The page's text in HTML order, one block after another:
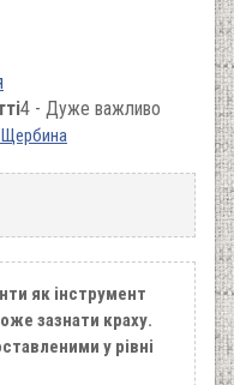
4 - Дуже важливо
як інструмент
зазнати краху.
у рівні